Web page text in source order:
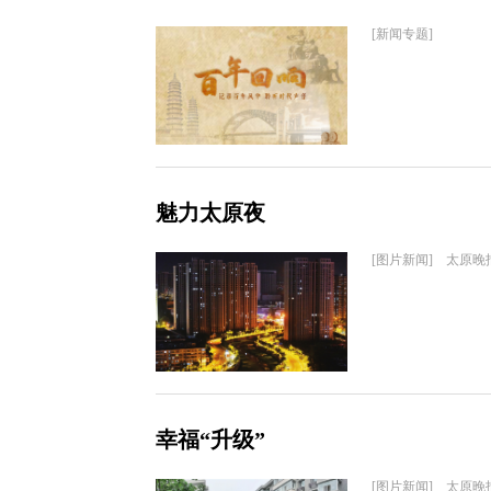
[新闻专题]
魅力太原夜
[图片新闻] 太原晚
幸福“升级”
[图片新闻] 太原晚